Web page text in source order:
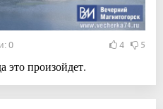
0 4 5
это произойдет.